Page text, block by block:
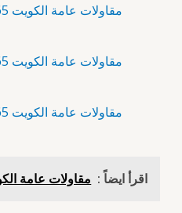
مقاولات عامة الكويت 66140865 – أبو الحصانية – مقاول
مقاولات عامة الكويت 66140865 – أبو حليفة – مقاول
مقاولات عامة الكويت 66140865 – أبو فطيرة – مقاولات عامة الكويت
اقرأ ايضاً : مقاولات عامة الكويت 66140865 - مدينة جابر الأحمد -